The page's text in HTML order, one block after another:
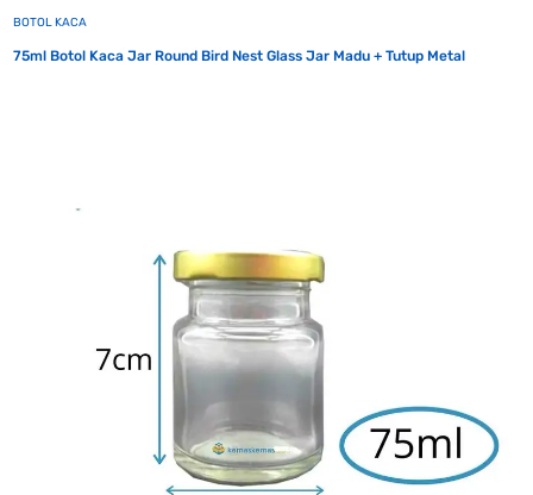
BOTOL KACA
75ml Botol Kaca Jar Round Bird Nest Glass Jar Madu + Tutup Metal